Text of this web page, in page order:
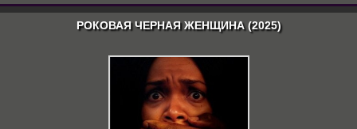
РОКОВАЯ ЧЕРНАЯ ЖЕНЩИНА (2025)